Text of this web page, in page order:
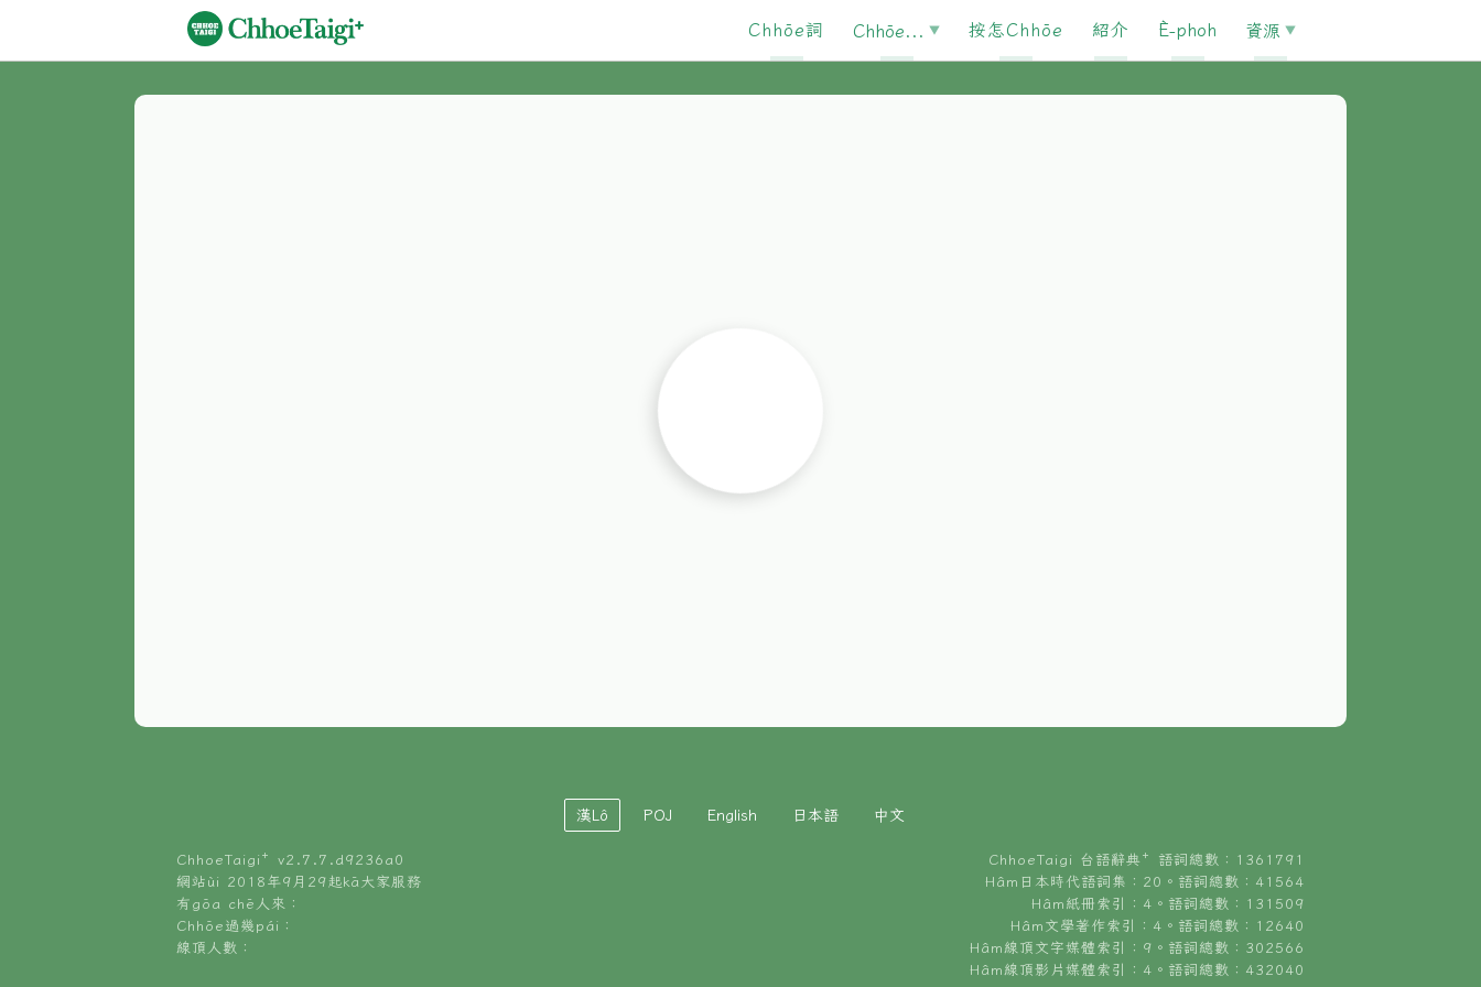
Chhōe詞 Chhōe... 按怎Chhōe 紹介 È-phoh 資源
漢Lô POJ English 日本語 中文
ChhoeTaigi⁺ v2.7.7.d9236a0
網站ùi 2018年9月29起kā大家服務
有gōa chē人來：
Chhōe過幾pái：
線頂人數：
ChhoeTaigi 台語辭典⁺ 語詞總數：1361791
Hâm日本時代語詞集：20。語詞總數：41564
Hâm紙冊索引：4。語詞總數：131509
Hâm文學著作索引：4。語詞總數：12640
Hâm線頂文字媒體索引：9。語詞總數：302566
Hâm線頂影片媒體索引：4。語詞總數：432040